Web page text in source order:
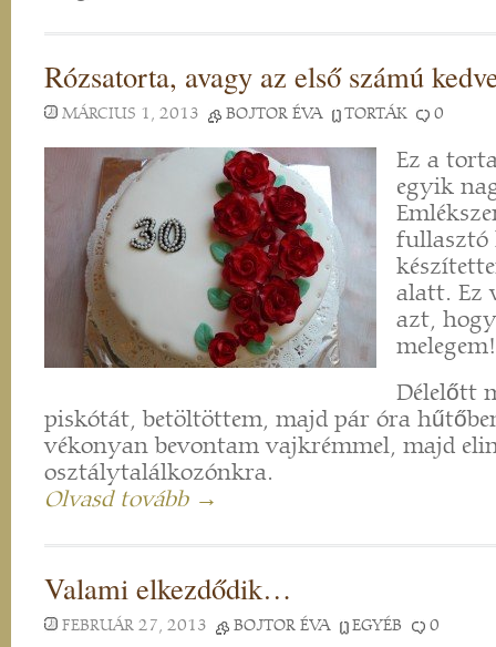
Rózsatorta, avagy az első számú
MÁRCIUS 1, 2013 BOJTOR ÉVA TORTÁK 0
Ez a
egyik
fullasztó
alatt. Ez
azt,
Délelőtt
piskótát, betöltöttem, majd pár óra
vékonyan bevontam vajkrémmel, majd
osztálytalálkozónkra.
Olvasd tovább →
Valami elkezdődik…
FEBRUÁR 27, 2013 BOJTOR ÉVA EGYÉB 0